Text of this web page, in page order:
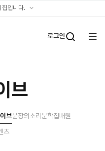
집입니다. 공식
로그인
전체
브
브문장의소리 문학집배원
츠